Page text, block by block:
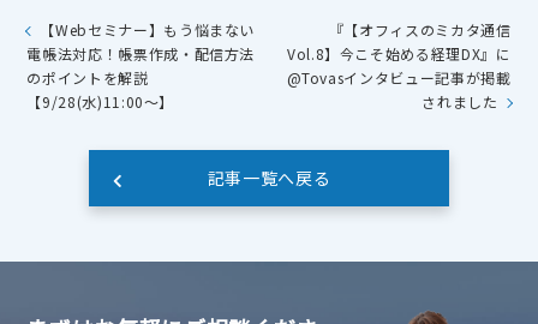
【Webセミナー】もう悩まない
電帳法対応！帳票作成・配信方法
のポイントを解説
【9/28(水)11:00～】
『【オフィスのミカタ通信
Vol.8】今こそ始める経理DX』に
@Tovasインタビュー記事が掲載
されました
記事一覧へ戻る